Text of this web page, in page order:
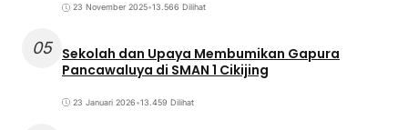
23 November 2025•13.566 Dilihat
05 Sekolah dan Upaya Membumikan Gapura
Pancawaluya di SMAN 1 Cikijing
23 Januari 2026•13.459 Dilihat